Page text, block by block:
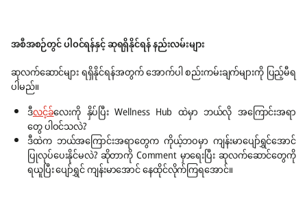
အစီအစဉ်တွင် ပါဝင်ရန်နှင့် ဆုရရှိနိုင်ရန် နည်းလမ်းများ
ဆုလက်ဆောင်များ ရရှိနိုင်ရန်အတွက် အောက်ပါ စည်းကမ်းချက်များကို ပြည့်မီရ
ပါမည်။
ဒီလင့်ခ်လေးကို နှိပ်ပြီး Wellness Hub ထဲမှာ ဘယ်လို အကြောင်းအရာ
တွေ ပါဝင်သလဲ?
ဒီထဲက ဘယ်အကြောင်းအရာတွေက ကိုယ့်ဘဝမှာ ကျန်းမာပျော်ရွှင်အောင်
ပြုလုပ်ပေးနိုင်မလဲ? ဆိုတာကို Comment မှာရေးပြီး ဆုလက်ဆောင်တွေကို
ရယူပြီး ပျော်ရွှင် ကျန်းမာအောင် နေထိုင်လိုက်ကြရအောင်။